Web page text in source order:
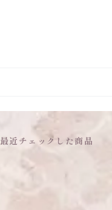
最近チェックした商品